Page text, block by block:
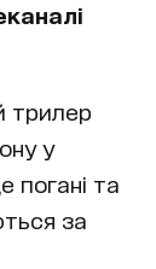
трилер
у
погані та
за